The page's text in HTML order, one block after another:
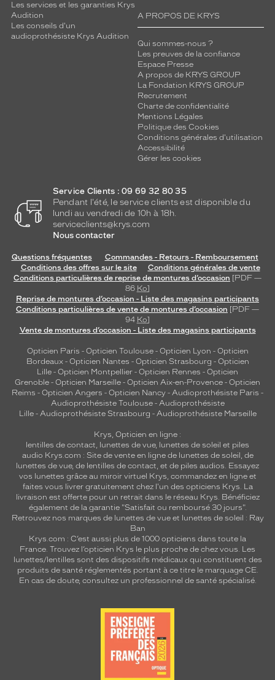
Les services et les garanties Krys
Audition
Les conseils d'un
audioprothésiste Krys Audition
A PROPOS DE KRYS
Qui sommes-nous ?
Les preuves de la confiance
Espace Presse
A propos de KRYS GROUP
La Fondation KRYS GROUP
Recrutement
Charte de confidentialité
Mentions Légales
Politique des Cookies
Conditions générales d'utilisation
Accessibilité
Gérer les cookies
Service Clients : 09 69 32 80 35
Pendant l'été, le service clients est disponible du
lundi au vendredi de 10h à 18h.
serviceclients@krys.com
Nous contacter
Questions fréquentes
Commandes - Retours - Remboursement
Conditions des offres sur le site
Conditions générales de vente
Conditions particulières de reprise de montures d’occasion [PDF —
86 Ko]
Reprise de montures d’occasion - Liste des magasins participants
Conditions particulières de vente de montures d’occasion [PDF —
94 Ko]
Vente de montures d’occasion - Liste des magasins participants
Opticien Paris - Opticien Toulouse- Opticien Lyon - Opticien
Bordeaux- Opticien Nantes - Opticien Strasbourg - Opticien
Lille - Opticien Montpellier - Opticien Rennes - Opticien
Grenoble - Opticien Marseille - Opticien Aix-en-Provence - Opticien
Reims - Opticien Angers - Opticien Nancy - Audioprothésiste Paris -
Audioprothésiste Toulouse- Audioprothésiste
Lille- Audioprothésiste Strasbourg - Audioprothésiste Marseille
Krys, Opticien en ligne :
lentilles de contact, lunettes de vue, lunettes de soleil et piles
audio Krys.com : Site de vente en ligne de lunettes de soleil, de
lunettes de vue, de lentilles de contact, et de piles audios. Essayez
vos lunettes grâce au miroir virtuel Krys, commandez en ligne et
faites vous livrer gratuitement chez l'un des opticiens Krys. La
livraison est offerte pour un retrait dans le réseau Krys. Bénéficiez
également de la garantie "Satisfait ou remboursé 30 jours".
Retrouvez nos marques de lunettes de vue et lunettes de soleil : Ray
Ban
Krys.com : C’est aussi plus de 1000 opticiens dans toute la
France. Trouvez l’opticien Krys le plus proche de chez vous. Les
lunettes/lentilles sont des dispositifs médicaux qui constituent des
produits de santé réglementés portant à ce titre le marquage CE.
En cas de doute, consultez un professionnel de santé spécialisé.